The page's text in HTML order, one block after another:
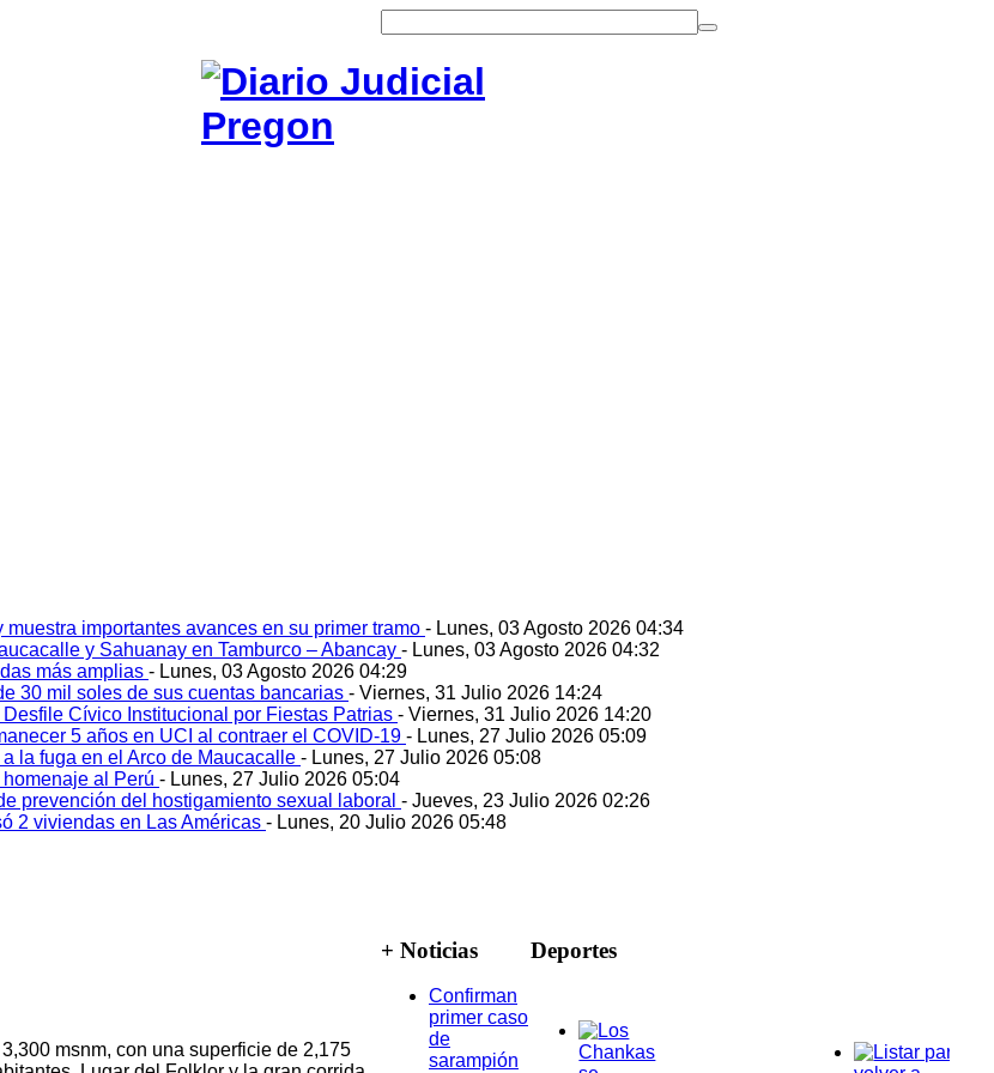
importantes avances en su primer tramo - Lunes, 03 Agosto 2026 04:34
y Sahuanay en Tamburco – Abancay - Lunes, 03 Agosto 2026 04:32
más amplias - Lunes, 03 Agosto 2026 04:29
30 mil soles de sus cuentas bancarias - Viernes, 31 Julio 2026 14:24
Cívico Institucional por Fiestas Patrias - Viernes, 31 Julio 2026 14:20
5 años en UCI al contraer el COVID-19 - Lunes, 27 Julio 2026 05:09
la fuga en el Arco de Maucacalle - Lunes, 27 Julio 2026 05:08
al Perú - Lunes, 27 Julio 2026 05:04
prevención del hostigamiento sexual laboral - Jueves, 23 Julio 2026 02:26
2 viviendas en Las Américas - Lunes, 20 Julio 2026 05:48
msnm, con una superficie de 2,175
+ Noticias
Confirman
primer caso
de
sarampión
Deportes